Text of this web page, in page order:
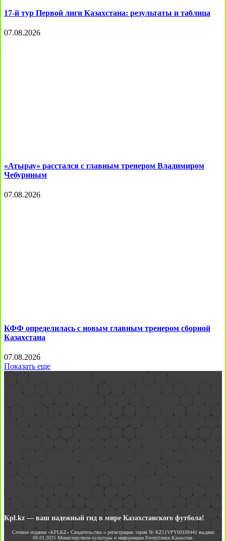
17-й тур Первой лиги Казахстана: результаты и таблица
07.08.2026
«Атырау» расстался с главным тренером Владимиром
Чебуриным
07.08.2026
КФФ определилась с новым главным тренером сборной
Казахстана
07.08.2026
Показать еще
Kpl.kz — ваш надежный гид в мире Казахстанского футбола!
Сетевое издание «KPLKZ» Свидетельство о регистрации: серия № KZ11VPY00109441 выдано
09.01.2025 Министерством культуры и информации Республики Казахстан.